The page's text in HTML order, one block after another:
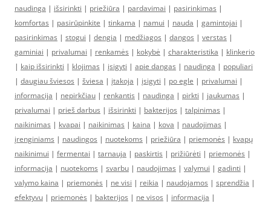
naudinga | išsirinkti | priežiūra | pardavimai | pasirinkimas |
komfortas | pasirūpinkite | tinkama | namui | nauda | gamintojai |
pasirinkimas | stogui | dengia | medžiagos | dangos | verstas |
gaminiai | privalumai | renkamės | kokybė | charakteristika | klinkerio
| kaip išsirinkti | klojimas | įsigyti | apie dangas | naudinga | populiari
| daugiau šviesos | šviesa | įtakoja | įsigyti | po egle | privalumai |
informacija | nepirkčiau | renkantis | naudinga | pirkti | jaukumas |
privalumai | prieš darbus | išsirinkti | bakterijos | talpinimas |
naikinimas | kvapai | naikinimas | kaina | kova | naudojimas |
įrenginiams | naudingos | nuotekoms | priežiūra | priemonės | kvapų
naikinimui | fermentai | tarnauja | paskirtis | prižiūrėti | priemonės |
informacija | nuotekoms | svarbu | naudojimas | valymui | gadinti |
valymo kaina | priemonės | ne visi | reikia | naudojamos | sprendžia |
efektyvu | priemonės | bakterijos | ne visos | informacija |